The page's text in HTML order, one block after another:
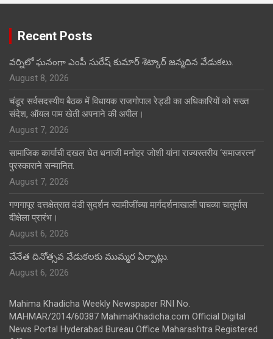
Recent Posts
వర్నిలో ఘనంగా ఎంపీ సురేష్ కుమార్ శెట్కార్ జన్మదిన వేడుకలు.
August 8, 2026
चंडूर सर्वसदस्यीय बैठक में विधायक राजगोपाल रेड्डी का अधिकारियों को सख्त
संदेश, ऑयल पाम खेती अपनाने की अपील।
August 7, 2026
सामाजिक कार्याची दखल घेत धनाजी मनोहर जोशी यांना राज्यस्तरीय ‘समाजरत्न’
पुरस्काराने सन्मानित.
August 7, 2026
गणगापूर दत्तक्षेत्रात दंडी सुदर्शन स्वामीजींच्या मार्गदर्शनाखाली पाचव्या चातुर्मास
दीक्षेला प्रारंभ।
August 6, 2026
చేనేత దినోత్సవ వేడుకలకు ముమ్మర ఏర్పాట్లు.
August 6, 2026
Mahima Khadicha Weekly Newspaper RNI No.
MAHMAR/2014/60387 MahimaKhadicha.com Official Digital
News Portal Hyderabad Bureau Office Maharashtra Registered